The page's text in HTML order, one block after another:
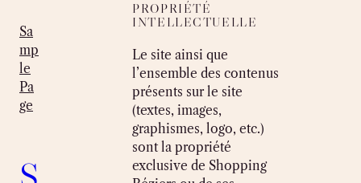
Sa
mp
le
Pa
ge
PROPRIÉTÉ
INTELLECTUELLE
Le site ainsi que
l’ensemble des contenus
présents sur le site
(textes, images,
graphismes, logo, etc.)
sont la propriété
exclusive de Shopping